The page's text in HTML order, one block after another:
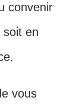
convenir
soit en
vous